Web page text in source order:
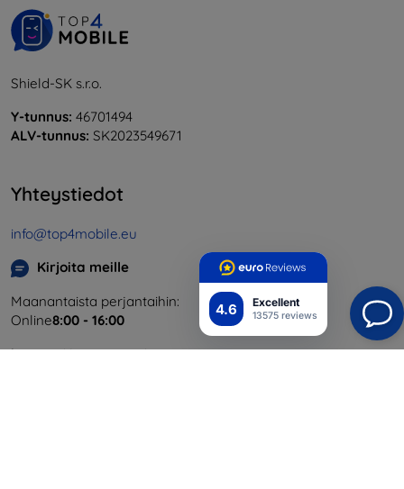
4.6 Excellent
13575 reviews
Shield-SK s.r.o.
Y-tunnus: 46701494
ALV-tunnus: SK2023549671
Yhteystiedot
info@top4mobile.eu
Kirjoita meille
Maanantaista perjantaihin:
Online8:00 - 16:00
Lauantai ja sunnuntai: